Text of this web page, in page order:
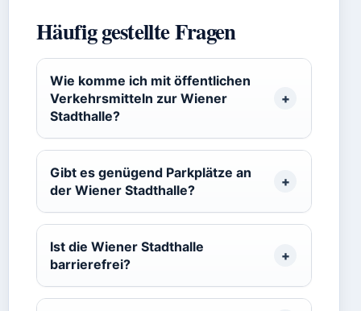
Häufig gestellte Fragen
Wie komme ich mit öffentlichen
Verkehrsmitteln zur Wiener
Stadthalle?
Gibt es genügend Parkplätze an
der Wiener Stadthalle?
Ist die Wiener Stadthalle
barrierefrei?